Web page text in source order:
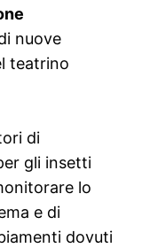
nuove
teatrino
di
gli insetti
lo
e di
dovuti